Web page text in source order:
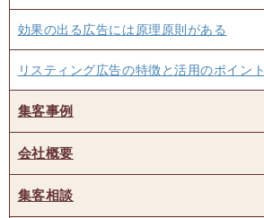
効果の出る広告には原理原則がある
リスティング広告の特徴と活用のポイント
集客事例
会社概要
集客相談